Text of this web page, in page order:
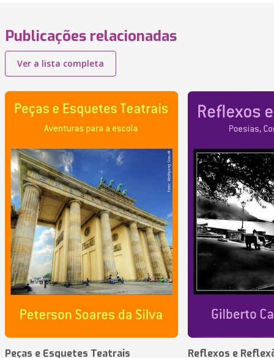
Publicações relacionadas
Ver a lista completa
Peças e Esquetes Teatrais Reflexos e